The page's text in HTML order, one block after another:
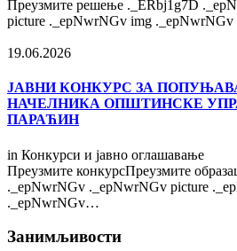
Преузмите решење ._ERbj1g7D
picture ._epNwrNGv img
19.06.2026
ЈАВНИ КОНКУРС ЗА
НАЧЕЛНИКА ОПШТИНСКЕ
ПАРАЋИН
in Конкурси и јавно оглашавање
Преузмите конкурсПреузмите
._epNwrNGv ._epNwrNGv picture
._epNwrNGv…
Занимљивости